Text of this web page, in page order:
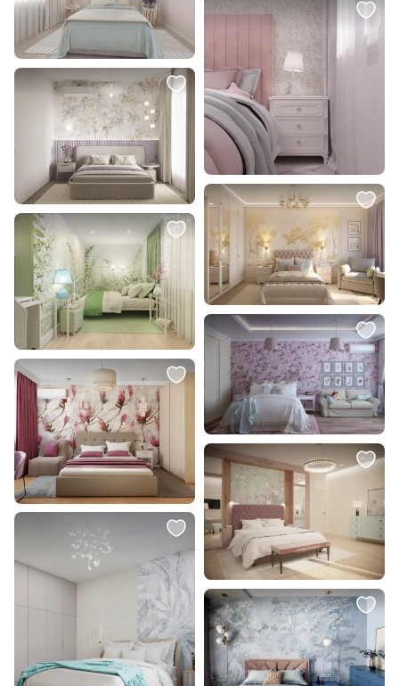
Подушка La Forma (ex Julia Grup)
Martina BD-2860222 из
необработанной ткани букле 52
x 52 см
В корзину
Прикроватная тумбочка TorySun
One Static BD-306004
В корзину
46 200 ₽
Тумба прикроватная
Ellipsefurniture Fjord 1 ящик
(белый) FJ010101060101
В корзину
165 300 ₽
Кровать двухъярусная
Ellipsefurniture Cosy (серый)
KD010204020101
В корзину